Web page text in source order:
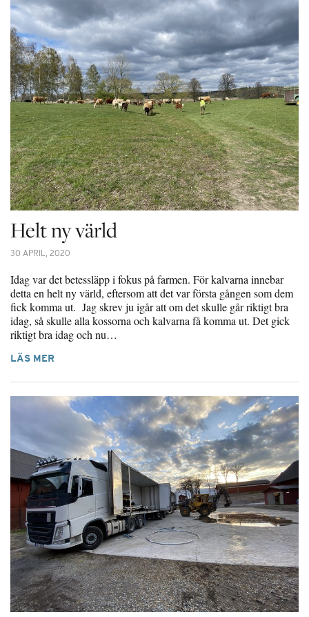
Helt ny värld
30 APRIL, 2020
Idag var det betessläpp i fokus på farmen. För kalvarna innebar
detta en helt ny värld, eftersom att det var första gången som dem
fick komma ut. Jag skrev ju igår att om det skulle går riktigt bra
idag, så skulle alla kossorna och kalvarna få komma ut. Det gick
riktigt bra idag och nu…
LÄS MER